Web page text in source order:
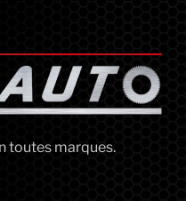
toutes marques.